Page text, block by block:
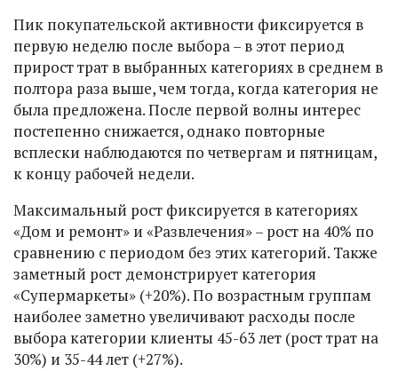
Пик покупательской активности фиксируется в
первую неделю после выбора – в этот период
прирост трат в выбранных категориях в среднем в
полтора раза выше, чем тогда, когда категория не
была предложена. После первой волны интерес
постепенно снижается, однако повторные
всплески наблюдаются по четвергам и пятницам,
к концу рабочей недели.
Максимальный рост фиксируется в категориях
«Дом и ремонт» и «Развлечения» – рост на 40% по
сравнению с периодом без этих категорий. Также
заметный рост демонстрирует категория
«Супермаркеты» (+20%). По возрастным группам
наиболее заметно увеличивают расходы после
выбора категории клиенты 45-63 лет (рост трат на
30%) и 35-44 лет (+27%).